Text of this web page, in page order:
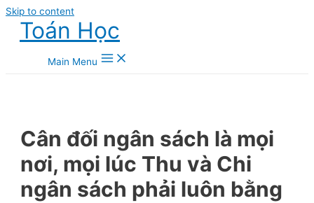
Skip to content
Toán Học
Main Menu
Cân đối ngân sách là mọi
nơi, mọi lúc Thu và Chi
ngân sách phải luôn bằng